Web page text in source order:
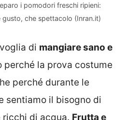
i pomodori freschi ripieni:
gusto, che spettacolo (Inran.it)
di mangiare sano e
perché la prova costume
perché durante le
sentiamo il bisogno di
di acqua. Frutta e